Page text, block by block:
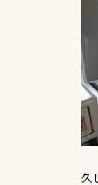
久